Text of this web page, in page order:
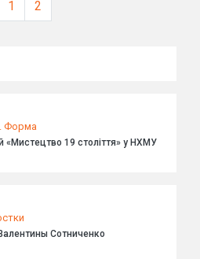
1 2
Форма
«Мистецтво 19 століття» у НХМУ
Сотниченко